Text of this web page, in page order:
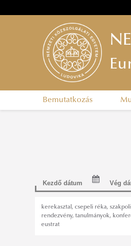
Bemutatkozás
kerekasztal , csepeli réka,
rendezvény, tanulmányok,
eustrat